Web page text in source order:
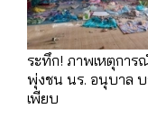
ระทึก! ภาพเหตุการ
พุ่งชน นร. อนุบาล บ
เพียบ